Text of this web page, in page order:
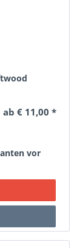
ab € 11,00 *
vor